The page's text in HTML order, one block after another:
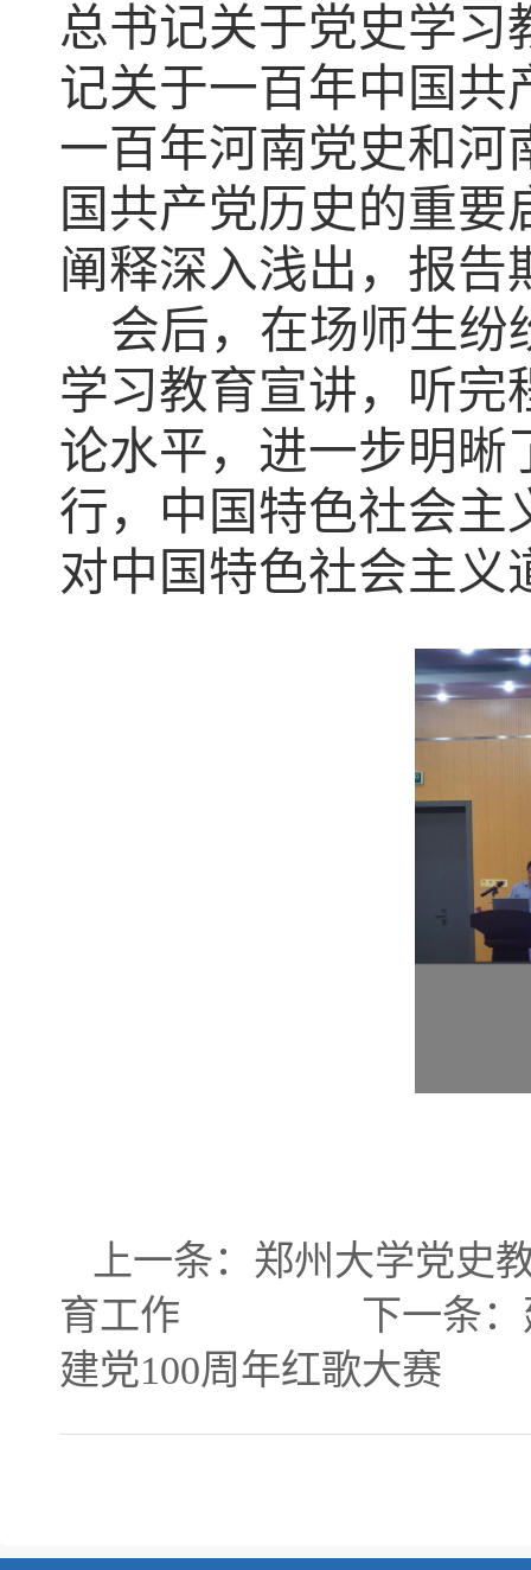
总书记关于党史学习
记关于一百年中国共
一百年河南党史和河
国共产党历史的重
阐释深入浅出，报告
会后，在场师生纷
学习教育宣讲，听完
论水平，进一步明晰
行，中国特色社会主
对中国特色社会主义
上一条： 郑州大学党史
育工作 下一条：
建党100周年红歌大赛